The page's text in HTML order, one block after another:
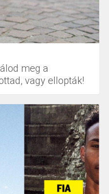
meg a
vagy ellopták!